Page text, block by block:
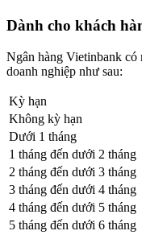
Dành cho khách
Ngân hàng Vietinbank có
doanh nghiệp như sau:
Kỳ hạn
Không kỳ hạn
Dưới 1 tháng
1 tháng đến dưới 2 tháng
2 tháng đến dưới 3 tháng
3 tháng đến dưới 4 tháng
4 tháng đến dưới 5 tháng
5 tháng đến dưới 6 tháng